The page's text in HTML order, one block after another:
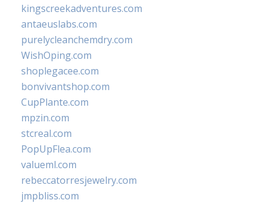
kingscreekadventures.com
antaeuslabs.com
purelycleanchemdry.com
WishOping.com
shoplegacee.com
bonvivantshop.com
CupPlante.com
mpzin.com
stcreal.com
PopUpFlea.com
valueml.com
rebeccatorresjewelry.com
jmpbliss.com